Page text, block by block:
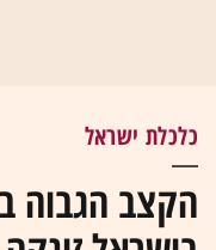
כלכלת ישראל
הקצב הגבוה